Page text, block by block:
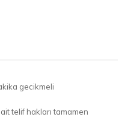
gecikmeli
telif hakları tamamen